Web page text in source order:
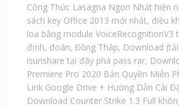
Công Thức Lasagna Ngon Nhất hiện
sách key Office 2013 mới nhất, điều
loa bằng module VoiceRecognitionV3
định, đoán, Đồng Tháp, Download
isunshare tại đây phá pass rar,
Premiere Pro 2020 Bản Quyền Miễn
Link Google Drive + Hướng Dẫn Cài
Download Counter Strike 1.3 Full